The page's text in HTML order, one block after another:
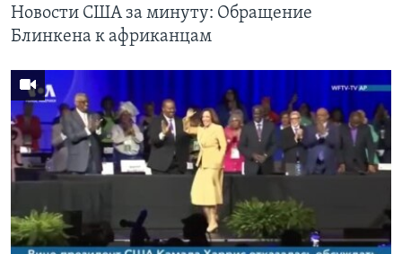
Новости США за минуту: Обращение
Блинкена к африканцам